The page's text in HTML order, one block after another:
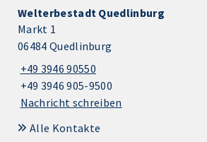
Welterbestadt Quedlinburg
Markt 1
06484 Quedlinburg
+49 3946 90550
+49 3946 905-9500
Nachricht schreiben
Alle Kontakte